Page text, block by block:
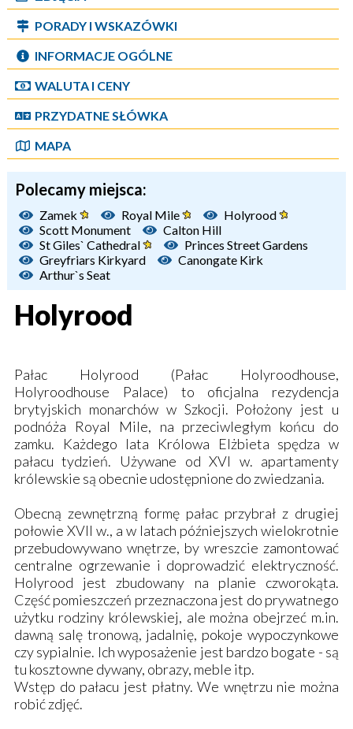
PORADY I WSKAZÓWKI
INFORMACJE OGÓLNE
WALUTA I CENY
PRZYDATNE SŁÓWKA
MAPA
Polecamy miejsca:
Zamek Royal Mile
Holyrood
Scott Monument
Calton Hill
St Giles` Cathedral
Princes Street Gardens
Greyfriars Kirkyard
Canongate Kirk
Arthur`s Seat
Holyrood
Pałac Holyrood (Pałac Holyroodhouse,
Holyroodhouse Palace) to oficjalna rezydencja
brytyjskich monarchów w Szkocji. Położony jest u
podnóża Royal Mile, na przeciwległym końcu do
zamku. Każdego lata Królowa Elżbieta spędza w
pałacu tydzień. Używane od XVI w. apartamenty
królewskie są obecnie udostępnione do zwiedzania.
Obecną zewnętrzną formę pałac przybrał z drugiej
połowie XVII w., a w latach późniejszych wielokrotnie
przebudowywano wnętrze, by wreszcie zamontować
centralne ogrzewanie i doprowadzić elektryczność.
Holyrood jest zbudowany na planie czworokąta.
Część pomieszczeń przeznaczona jest do prywatnego
użytku rodziny królewskiej, ale można obejrzeć m.in.
dawną salę tronową, jadalnię, pokoje wypoczynkowe
czy sypialnie. Ich wyposażenie jest bardzo bogate - są
tu kosztowne dywany, obrazy, meble itp.
Wstęp do pałacu jest płatny. We wnętrzu nie można
robić zdjęć.